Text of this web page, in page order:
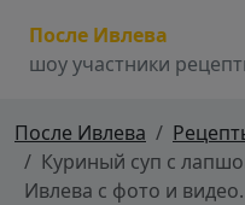
После Ивлева
шоу участники
После Ивлева
Куриный суп с
Ивлева с фото и видео.